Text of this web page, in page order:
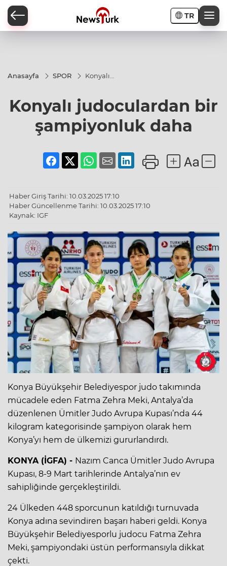
TR
Anasayfa SPOR
Konyalı
şampiyonluk
daha
Konyalı judoculardan bir
şampiyonluk daha
Haber Giriş Tarihi: 10.03.2025 17:10
Haber Güncellenme Tarihi: 10.03.2025 17:10
Kaynak: IGF
Konya Büyükşehir Belediyespor judo takımında
mücadele eden Fatma Zehra Meki, Antalya’da
düzenlenen Ümitler Judo Avrupa Kupası’nda 44
kilogram kategorisinde şampiyon olarak hem
Konya’yı hem de ülkemizi gururlandırdı.
KONYA (İGFA) - Nazım Canca Ümitler Judo Avrupa
Kupası, 8-9 Mart tarihlerinde Antalya’nın ev
sahipliğinde gerçekleştirildi.
24 Ülkeden 448 sporcunun katıldığı turnuvada
Konya adına sevindiren başarı haberi geldi. Konya
Büyükşehir Belediyesporlu judocu Fatma Zehra
Meki, şampiyondaki üstün performansıyla dikkat
çekti.